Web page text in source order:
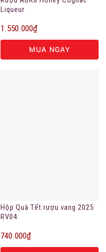
Liqueur
1.550.000₫
MUA NGAY
Hộp Quà Tết rượu vang 2025
RV04
740.000₫